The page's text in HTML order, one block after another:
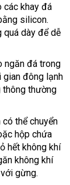
các khay đá
silicon.
dày để dễ
ngăn đá trong
gian đông lạnh
thông thường
thể chuyển
hộp chứa
hết không khí
không khí
gừng.